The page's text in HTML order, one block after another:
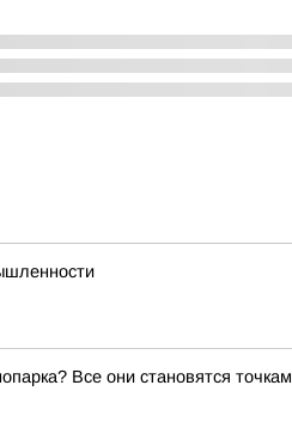
Все они становятся